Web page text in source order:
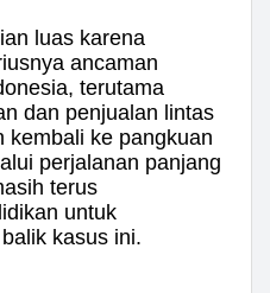
luas karena
ancaman
terutama
dan penjualan lintas
kembali ke pangkuan
perjalanan panjang
terus
untuk
kasus ini.